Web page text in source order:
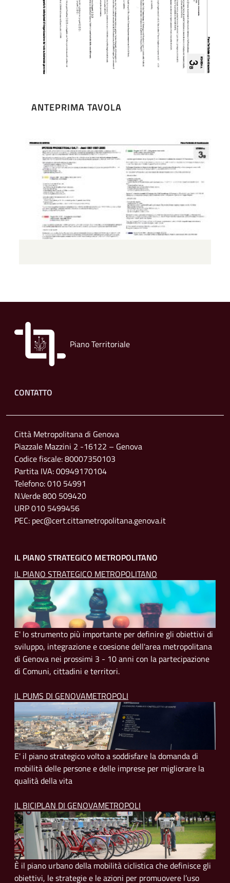
ANTEPRIMA TAVOLA
Piano Territoriale
Footer menu
CONTATTO
Città Metropolitana di Genova
Piazzale Mazzini 2 -16122 – Genova
Codice fiscale: 80007350103
Partita IVA: 00949170104
Telefono: 010 54991
N.Verde 800 509420
URP 010 5499456
PEC: pec@cert.cittametropolitana.genova.it
IL PIANO STRATEGICO METROPOLITANO
IL PIANO STRATEGICO METROPOLITANO
E' lo strumento più importante per definire gli obiettivi di
sviluppo, integrazione e coesione dell'area metropolitana
di Genova nei prossimi 3 - 10 anni con la partecipazione
di Comuni, cittadini e territori.
IL PUMS DI GENOVAMETROPOLI
E' il piano strategico volto a soddisfare la domanda di
mobilità delle persone e delle imprese per migliorare la
qualità della vita
IL BICIPLAN DI GENOVAMETROPOLI
È il piano urbano della mobilità ciclistica che definisce gli
obiettivi, le strategie e le azioni per promuovere l’uso